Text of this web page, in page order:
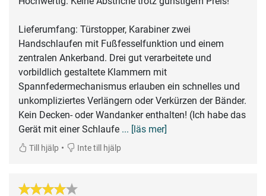
Lieferumfang: Türstopper, Karabiner zwei
Handschlaufen mit Fußfesselfunktion und einem
zentralen Ankerband. Drei gut verarbeitete und
vorbildlich gestaltete Klammern mit
Spannfedermechanismus erlauben ein schnelles und
unkompliziertes Verlängern oder Verkürzen der Bänder.
Kein Decken- oder Wandanker enthalten! (Ich habe das
Gerät mit einer Schlaufe ... [läs mer]
Till hjälp • Inte till hjälp